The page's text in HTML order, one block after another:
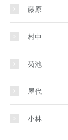
藤原
村中
菊池
屋代
小林